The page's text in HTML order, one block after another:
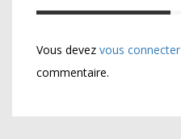
Vous devez vous connecter
commentaire.